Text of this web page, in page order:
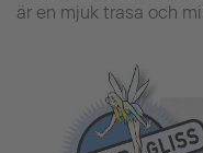
är en mjuk trasa och